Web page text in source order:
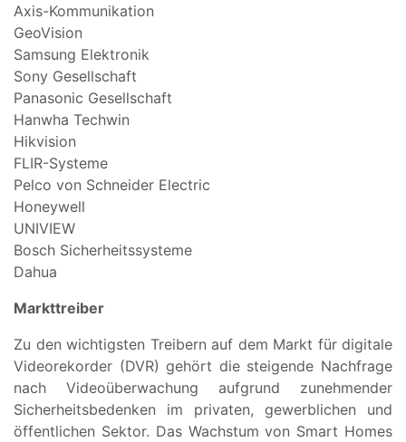
Axis-Kommunikation
GeoVision
Samsung Elektronik
Sony Gesellschaft
Panasonic Gesellschaft
Hanwha Techwin
Hikvision
FLIR-Systeme
Pelco von Schneider Electric
Honeywell
UNIVIEW
Bosch Sicherheitssysteme
Dahua
Markttreiber
Zu den wichtigsten Treibern auf dem Markt für digitale
Videorekorder (DVR) gehört die steigende Nachfrage
nach Videoüberwachung aufgrund zunehmender
Sicherheitsbedenken im privaten, gewerblichen und
öffentlichen Sektor. Das Wachstum von Smart Homes